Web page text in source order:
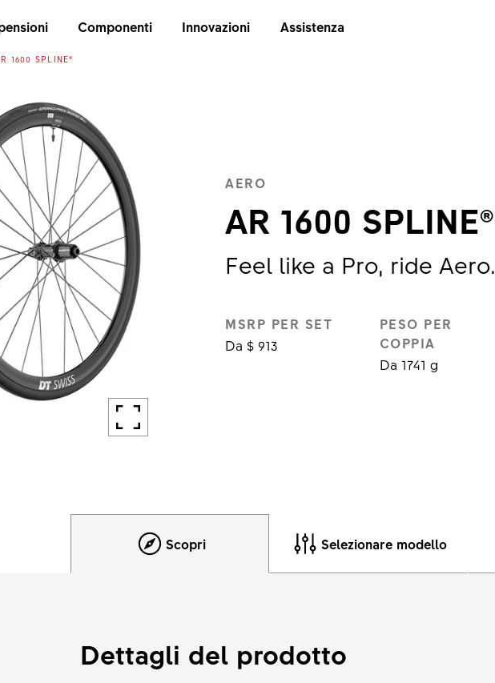
Componenti Innovazioni Assistenza
1600 SPLINE®
AERO
AR 1600 SPLINE®
Feel like a Pro, ride Aero.
MSRP PER SET
Da $ 913
PESO PER
COPPIA
Da 1741 g
Scopri Selezionare modello
Dettagli del prodotto